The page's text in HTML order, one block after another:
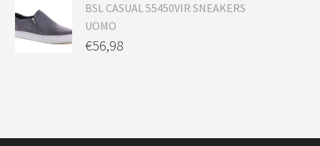
BSL CASUAL 55450VIR SNEAKERS
UOMO
€56,98